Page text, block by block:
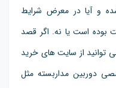
و آیا در معرض شرایط
بوده است یا نه. اگر قصد
توانید از سایت های خرید
دوربین مداربسته مثل